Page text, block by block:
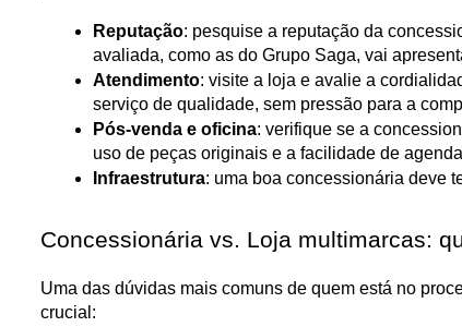
Reputação: pesquise a reputação da
avaliada, como as do Grupo Saga, vai
Atendimento: visite a loja e avalie a
serviço de qualidade, sem pressão para a
Pós-venda e oficina: verifique se a
uso de peças originais e a facilidade de
Infraestrutura: uma boa concessionária deve
Concessionária vs. Loja multimarcas:
Uma das dúvidas mais comuns de quem está no
crucial: